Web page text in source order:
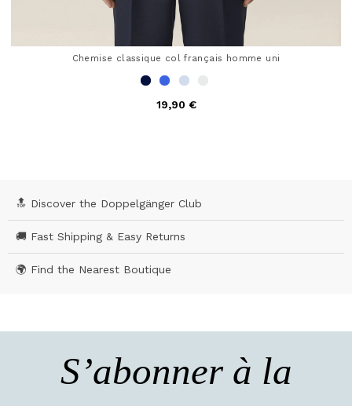
Chemise classique col français homme uni
19,90 €
🔝 Discover the Doppelgänger Club
🚚 Fast Shipping & Easy Returns
🌍 Find the Nearest Boutique
S’abonner à la